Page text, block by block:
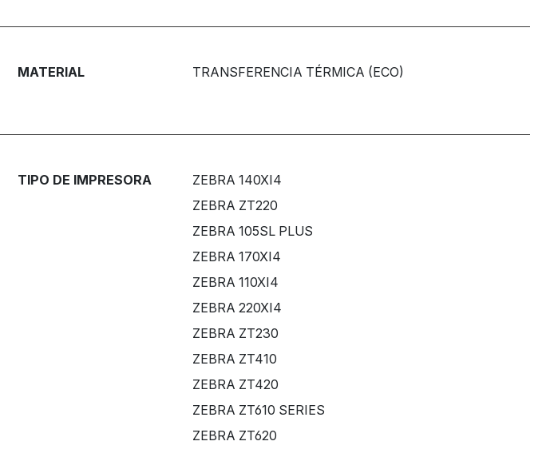
MATERIAL TRANSFERENCIA TÉRMICA (ECO)
TIPO DE IMPRESORA
ZEBRA 140XI4
ZEBRA ZT220
ZEBRA 105SL PLUS
ZEBRA 170XI4
ZEBRA 110XI4
ZEBRA 220XI4
ZEBRA ZT230
ZEBRA ZT410
ZEBRA ZT420
ZEBRA ZT610 SERIES
ZEBRA ZT620